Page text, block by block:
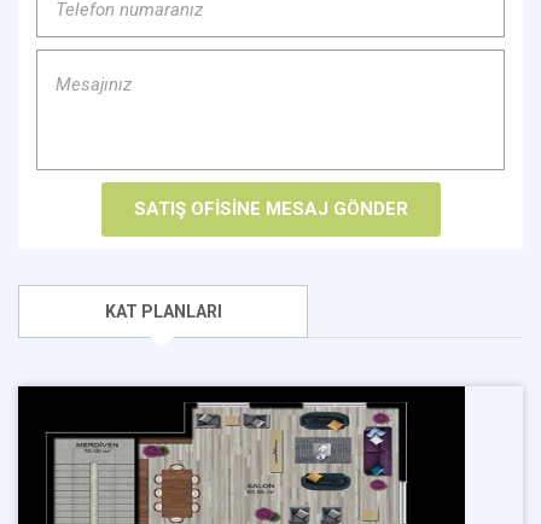
KAT PLANLARI